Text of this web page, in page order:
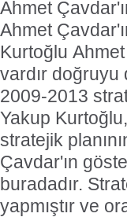
Ahmet
Ahmet
Kurtoğlu
vardır doğruyu
2009-2013
Yakup
stratejik
Çavdar'ın
buradadır.
yapmıştır ve